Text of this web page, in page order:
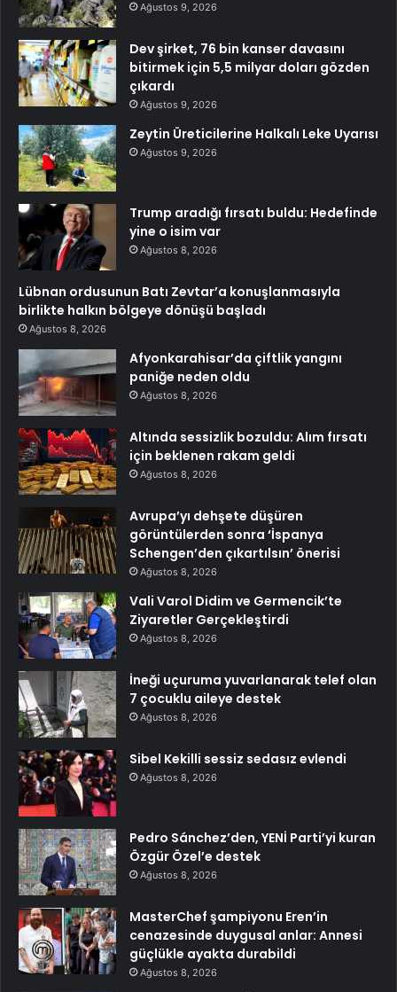
Ağustos 9, 2026
Dev şirket, 76 bin kanser davasını
bitirmek için 5,5 milyar doları gözden
çıkardı
Ağustos 9, 2026
Zeytin Üreticilerine Halkalı Leke Uyarısı
Ağustos 9, 2026
Trump aradığı fırsatı buldu: Hedefinde
yine o isim var
Ağustos 8, 2026
Lübnan ordusunun Batı Zevtar’a konuşlanmasıyla
birlikte halkın bölgeye dönüşü başladı
Ağustos 8, 2026
Afyonkarahisar’da çiftlik yangını
paniğe neden oldu
Ağustos 8, 2026
Altında sessizlik bozuldu: Alım fırsatı
için beklenen rakam geldi
Ağustos 8, 2026
Avrupa’yı dehşete düşüren
görüntülerden sonra ‘İspanya
Schengen’den çıkartılsın’ önerisi
Ağustos 8, 2026
Vali Varol Didim ve Germencik’te
Ziyaretler Gerçekleştirdi
Ağustos 8, 2026
İneği uçuruma yuvarlanarak telef olan
7 çocuklu aileye destek
Ağustos 8, 2026
Sibel Kekilli sessiz sedasız evlendi
Ağustos 8, 2026
Pedro Sánchez’den, YENİ Parti’yi kuran
Özgür Özel’e destek
Ağustos 8, 2026
MasterChef şampiyonu Eren’in
cenazesinde duygusal anlar: Annesi
güçlükle ayakta durabildi
Ağustos 8, 2026